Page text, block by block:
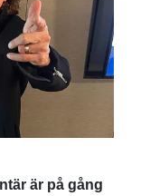
är på gång